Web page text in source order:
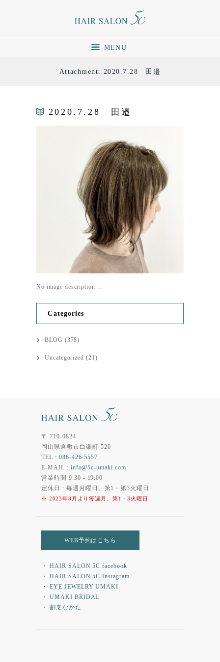
MENU
Attachment: 2020.7.28 田邉
2020.7.28 田邉
No image description ...
Categories
BLOG (378)
Uncategorized (21)
〒 710-0824
岡山県倉敷市白楽町 520
TEL : 086-426-5557
E-MAIL : info@5c-umaki.com
営業時間 9:30 - 19:00
定休日 : 毎週月曜日、第1・第3火曜日
※ 2023年8月より毎週月、第1・3火曜日
WEB予約はこちら
・ HAIR SALON 5C facebook
・ HAIR SALON 5C Instagram
・ EYE JEWELRY UMAKI
・ UMAKI BRIDAL
・ 割烹なかた